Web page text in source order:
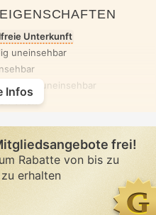
Unterkunft
uneinsehbar
uneinsehbar
Infos
frei!
Rabatte von bis zu
erhalten